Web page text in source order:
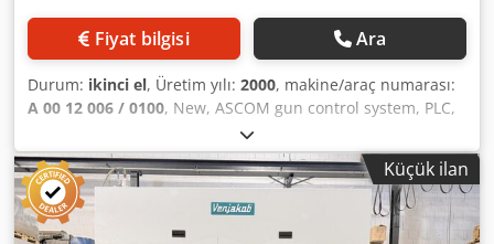
quotation for installation and commissioning of the unit,
as well as training for your personnel. Upon request, we
also offer regular maintenance and servicing of the
machine. For further information, please feel free to
contact us!
Fiyat bilgisi Ara
Durum: ikinci el, Üretim yılı: 2000, makine/araç numarası:
A 00 12 006 / 0100, New, ASCOM gun control system, PLC,
light curtain, and touch panel, mounted at the infeed of
the spray machine. Chsdpjx Ihvpefx Ahcsa - Manufacturer:
Venjakob - Model: VEN SPRAY Duo - Retrofit scheduled for
2026 (Year of manufacture: 2000) - Working width: 1300
mm - Operator side: right - Price is for a refurbished
Küçük ilan